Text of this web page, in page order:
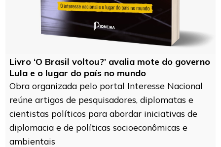
Livro ‘O Brasil voltou?’ avalia mote do governo
Lula e o lugar do país no mundo
Obra organizada pelo portal Interesse Nacional
reúne artigos de pesquisadores, diplomatas e
cientistas políticos para abordar iniciativas de
diplomacia e de políticas socioeconômicas e
ambientais